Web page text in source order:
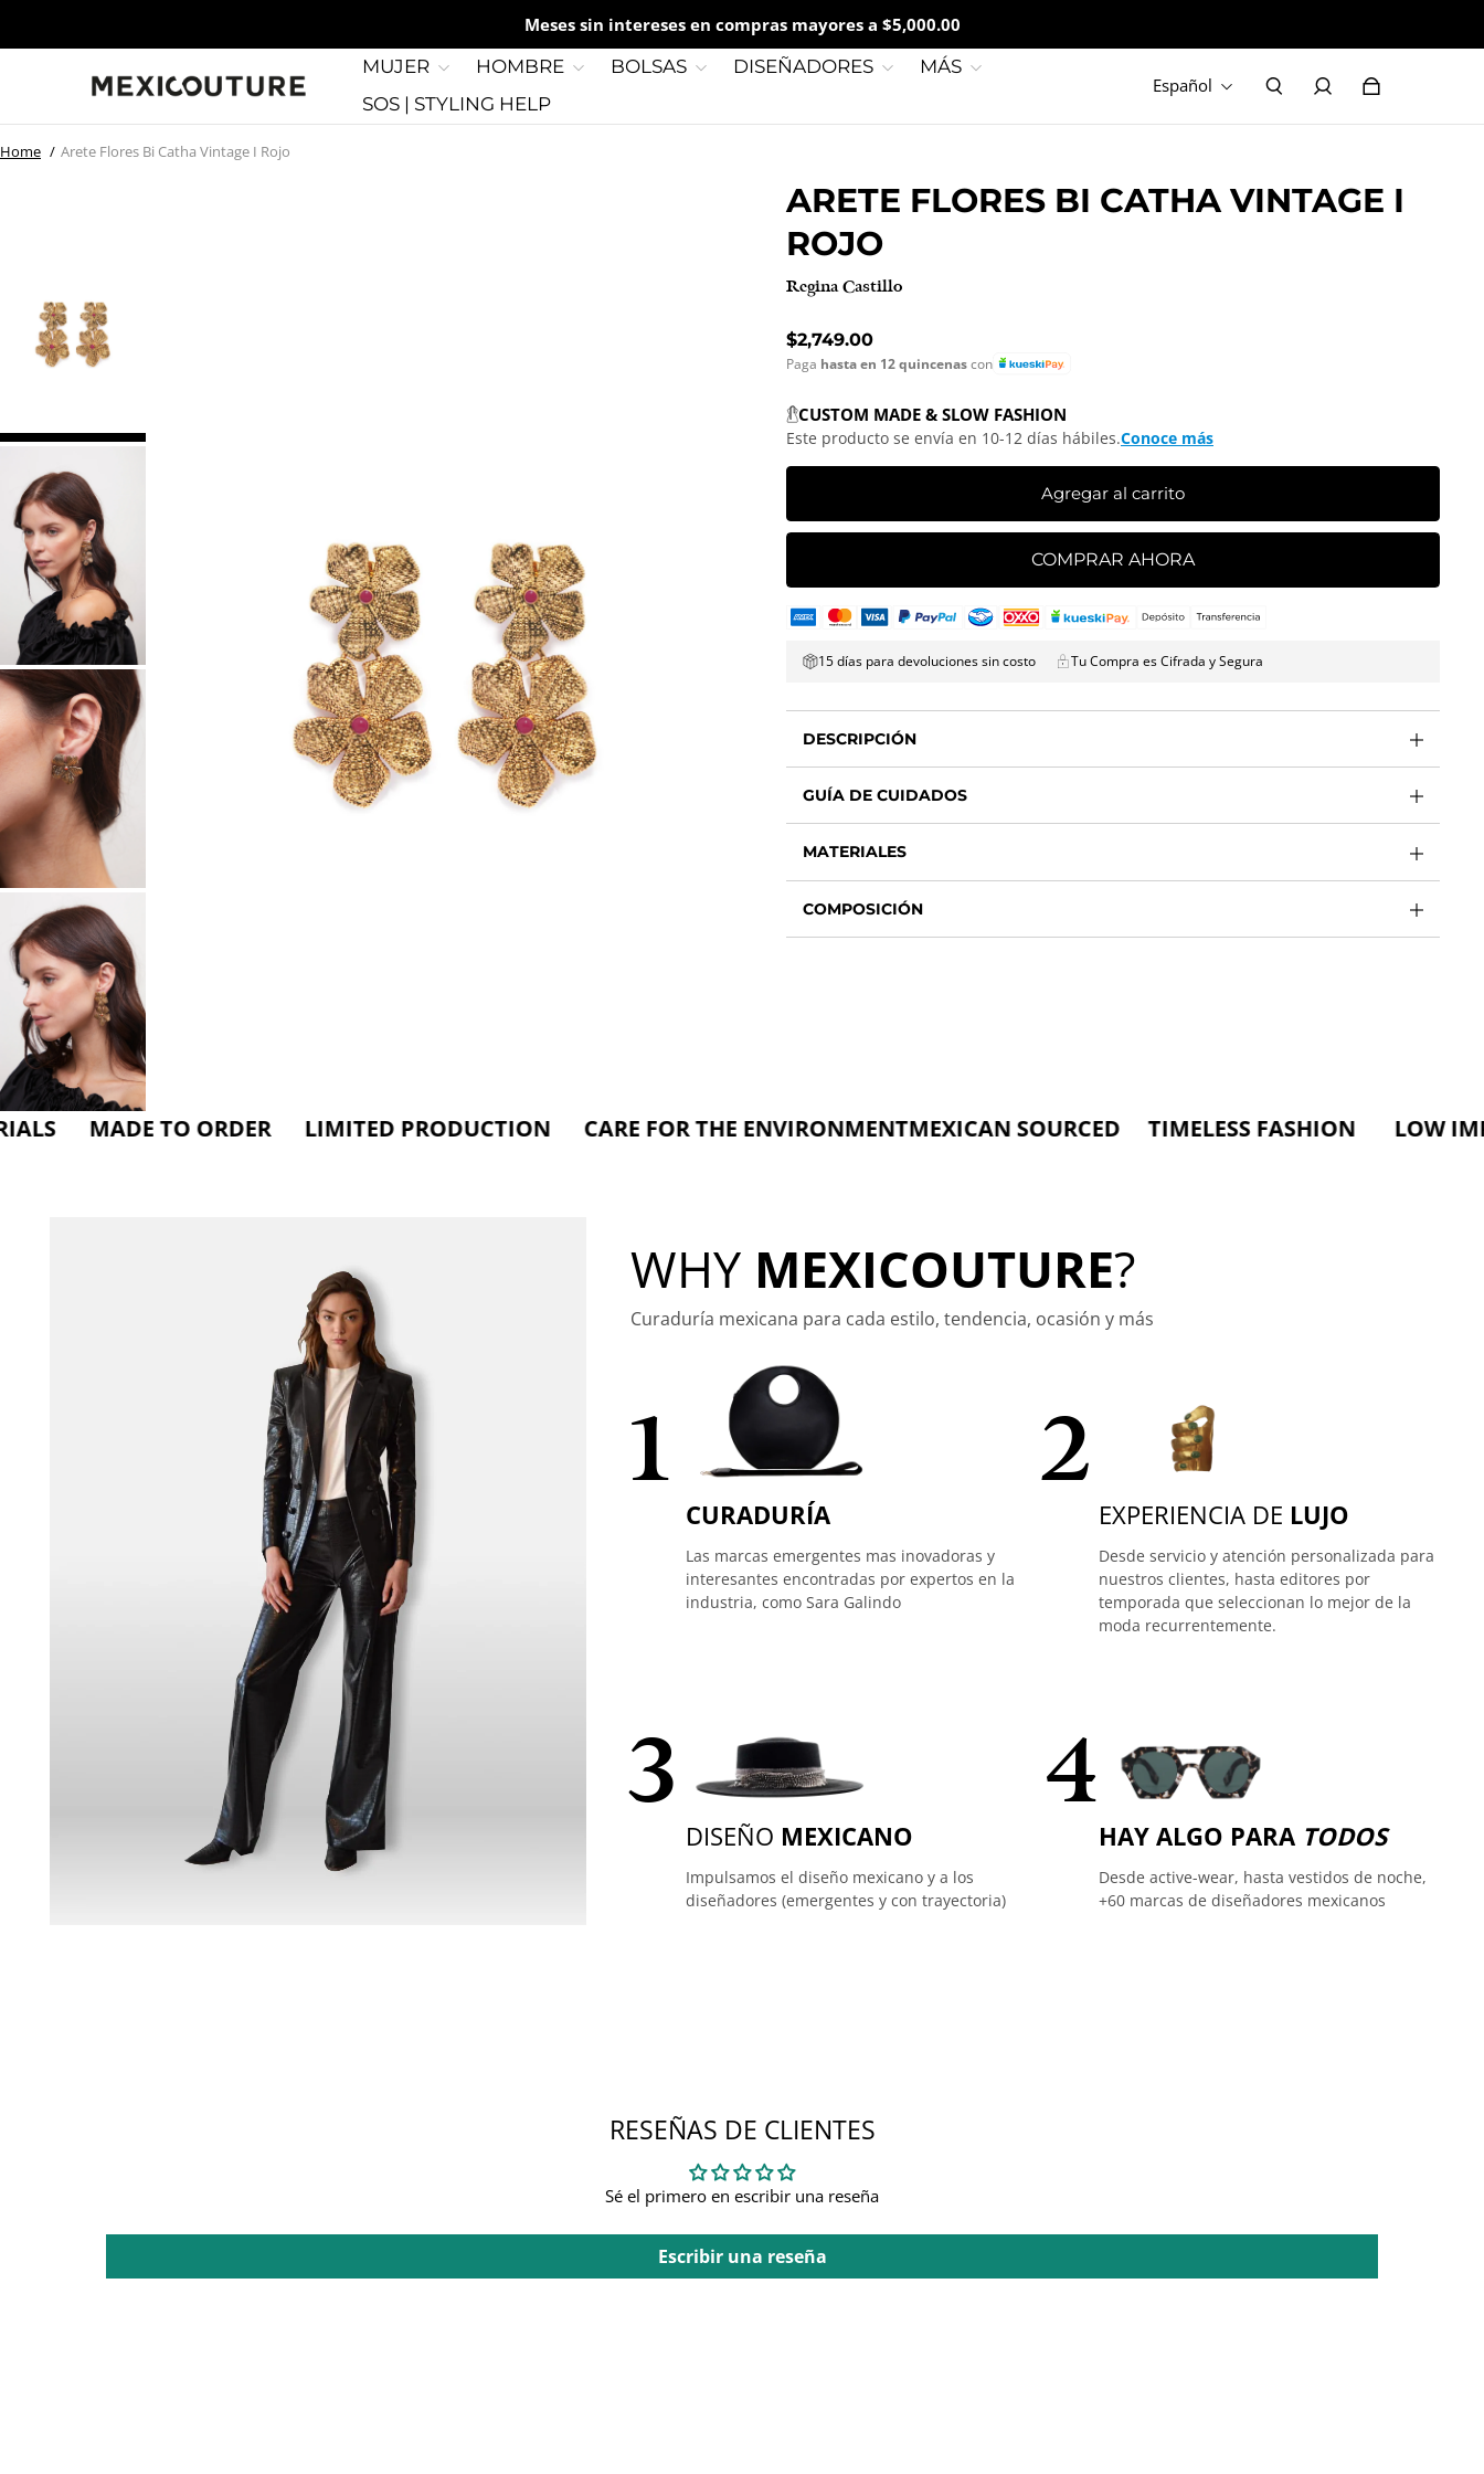
Meses sin intereses en compras mayores a $5,000.00
MUJER HOMBRE BOLSAS DISEÑADORES
MÁS
SOS | STYLING HELP
Español
Home Arete Flores Bi Catha Vintage I Rojo
ARETE FLORES BI CATHA VINTAGE I
ROJO
Regina Castillo
Precio normal
$2,749.00
Paga hasta en 12 quincenascon
CUSTOM MADE & SLOW FASHION
Este producto se envía en 10-12 días hábiles.Conoce más
Agregar al carrito
COMPRAR AHORA
15 días para devoluciones sin costo Tu Compra es Cifrada y Segura
DESCRIPCIÓN
GUÍA DE CUIDADOS
MATERIALES
COMPOSICIÓN
TO ORDER LIMITED PRODUCTION CARE FOR THE ENVIRONMENTMEXICAN SOURCED TIMELESS FASHION LOW IMPACT
WHY MEXICOUTURE?
Curaduría mexicana para cada estilo, tendencia, ocasión y más
1
CURADURÍA
Las marcas emergentes mas inovadoras y
interesantes encontradas por expertos en la
industria, como Sara Galindo
2
EXPERIENCIA DE LUJO
Desde servicio y atención personalizada para
nuestros clientes, hasta editores por
temporada que seleccionan lo mejor de la
moda recurrentemente.
3
DISEÑO MEXICANO
Impulsamos el diseño mexicano y a los
diseñadores (emergentes y con trayectoria)
4
HAY ALGO PARA TODOS
Desde active-wear, hasta vestidos de noche,
+60 marcas de diseñadores mexicanos
RESEÑAS DE CLIENTES
Sé el primero en escribir una reseña
Escribir una reseña